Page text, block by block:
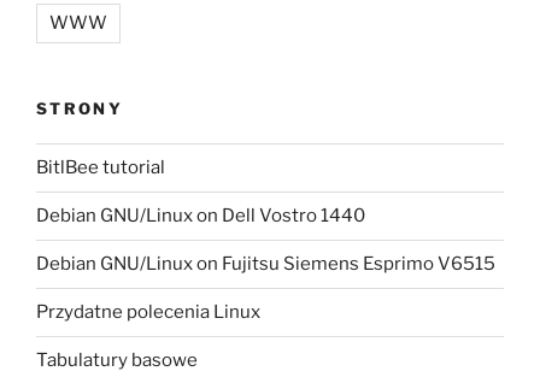
WWW
STRONY
BitlBee tutorial
Debian GNU/Linux on Dell Vostro 1440
Debian GNU/Linux on Fujitsu Siemens Esprimo V6515
Przydatne polecenia Linux
Tabulatury basowe